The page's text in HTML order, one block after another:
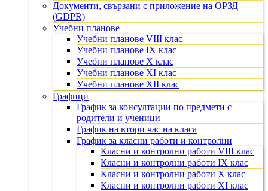
Документи, свързани с приложение на ОРЗД
(GDPR)
Учебни планове
Учебни планове VIII клас
Учебни планове IX клас
Учебни планове X клас
Учебни планове XI клас
Учебни планове XII клас
Графици
График за консултации по предмети с
родители и ученици
График на втори час на класа
График за класни работи и контролни
Класни и контролни работи VIII клас
Класни и контролни работи IX клас
Класни и контролни работи X клас
Класни и контролни работи XI клас